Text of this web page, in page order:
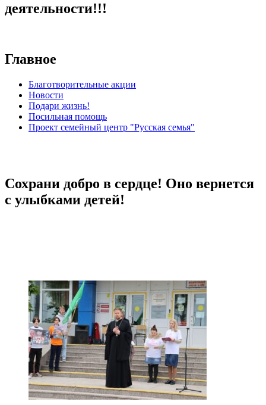
деятельности!!!
Главное
Благотворительные акции
Новости
Подари жизнь!
Посильная помощь
Проект семейный центр "Русская семья"
Сохрани добро в сердце! Оно вернется
с улыбками детей!